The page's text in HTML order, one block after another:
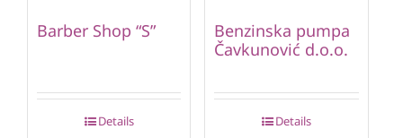
Barber Shop “S”
Details
Benzinska pumpa
Čavkunović d.o.o.
Details